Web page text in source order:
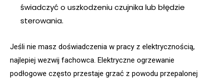
świadczyć o uszkodzeniu czujnika lub błędzie
sterowania.
Jeśli nie masz doświadczenia w pracy z elektrycznością,
najlepiej wezwij fachowca. Elektryczne ogrzewanie
podłogowe często przestaje grzać z powodu przepalonej